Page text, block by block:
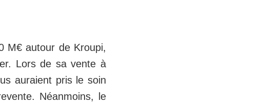
M€ autour de Kroupi,
Lors de sa vente à
auraient pris le soin
Néanmoins, le